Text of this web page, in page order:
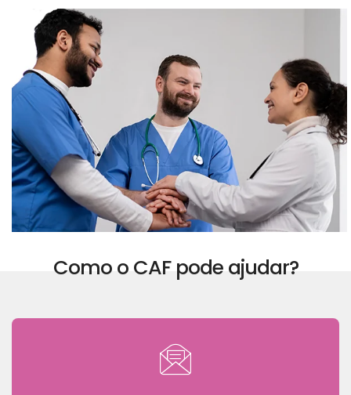
Como o CAF pode ajudar?